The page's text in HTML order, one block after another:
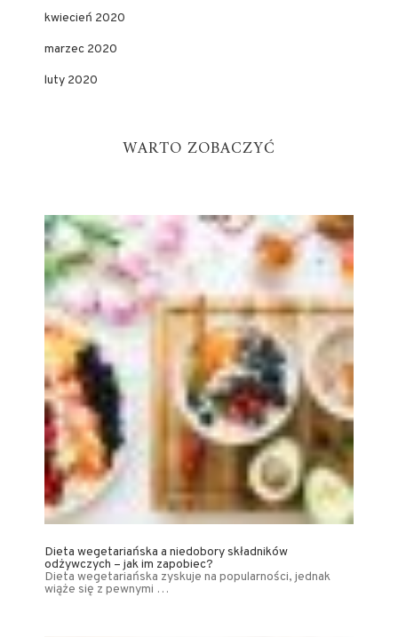
kwiecień 2020
marzec 2020
luty 2020
WARTO ZOBACZYĆ
Dieta wegetariańska a niedobory składników
odżywczych – jak im zapobiec?
Dieta wegetariańska zyskuje na popularności, jednak
wiąże się z pewnymi …